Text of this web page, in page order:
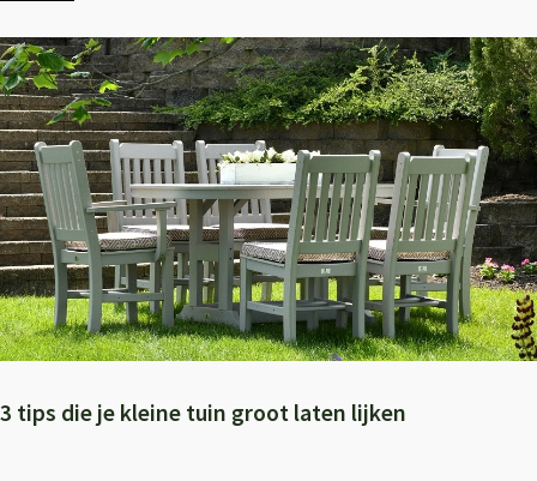
3 tips die je kleine tuin groot laten lijken